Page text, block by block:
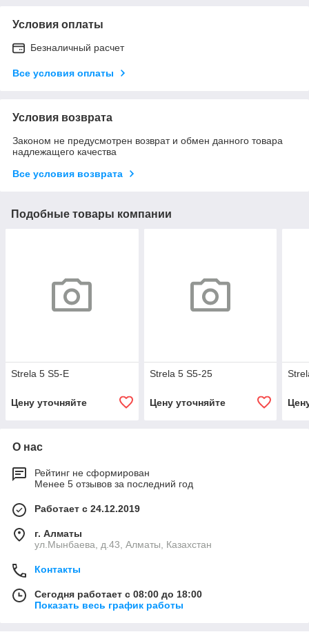
Условия оплаты
Безналичный расчет
Все условия оплаты
Условия возврата
Законом не предусмотрен возврат и обмен данного товара
надлежащего качества
Все условия возврата
Подобные товары компании
Strela 5 S5-E
Цену уточняйте
Strela 5 S5-25
Цену уточняйте
О нас
Рейтинг не сформирован
Менее 5 отзывов за последний год
Работает с 24.12.2019
г. Алматы
ул.Мынбаева, д.43, Алматы, Казахстан
Контакты
Сегодня работает с 08:00 до 18:00
Показать весь график работы